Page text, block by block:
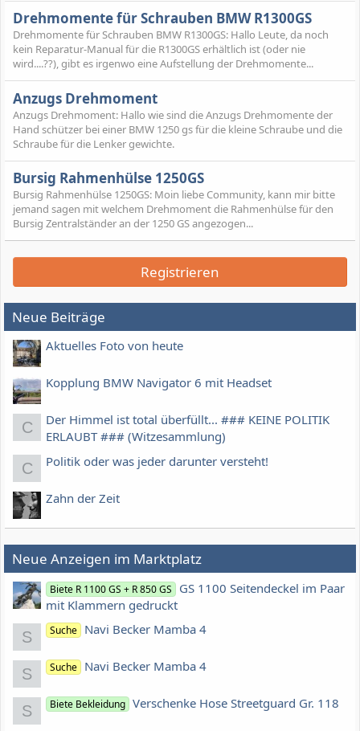
Drehmomente für Schrauben BMW R1300GS
Drehmomente für Schrauben BMW R1300GS: Hallo Leute, da noch
kein Reparatur-Manual für die R1300GS erhältlich ist (oder nie
wird....??), gibt es irgenwo eine Aufstellung der Drehmomente...
Anzugs Drehmoment
Anzugs Drehmoment: Hallo wie sind die Anzugs Drehmomente der
Hand schützer bei einer BMW 1250 gs für die kleine Schraube und die
Schraube für die Lenker gewichte.
Bursig Rahmenhülse 1250GS
Bursig Rahmenhülse 1250GS: Moin liebe Community, kann mir bitte
jemand sagen mit welchem Drehmoment die Rahmenhülse für den
Bursig Zentralständer an der 1250 GS angezogen...
Registrieren
Neue Beiträge
Aktuelles Foto von heute
Kopplung BMW Navigator 6 mit Headset
C
Der Himmel ist total überfüllt... ### KEINE POLITIK
ERLAUBT ### (Witzesammlung)
C Politik oder was jeder darunter versteht!
Zahn der Zeit
Neue Anzeigen im Marktplatz
Biete R 1100 GS + R 850 GS
GS 1100 Seitendeckel im Paar
mit Klammern gedruckt
S Suche Navi Becker Mamba 4
S Suche Navi Becker Mamba 4
S Biete Bekleidung Verschenke Hose Streetguard Gr. 118